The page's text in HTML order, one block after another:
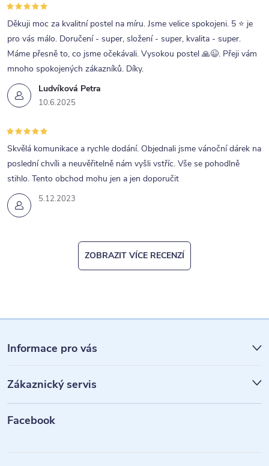
Ludvíková Petra
10.6.2025
Děkuji moc za kvalitní postel na míru. Jsme velice spokojeni. 5 ⭐ je
pro vás málo. Doručení - super, složení - super, kvalita - super.
Máme přesně to, co jsme očekávali. Vysokou postel 🙏😉. Přeji vám
mnoho spokojených zákazníků. Díky.
5.12.2023
Skvělá komunikace a rychle dodání. Objednali jsme vánoční dárek na
poslední chvíli a neuvěřitelně nám vyšli vstříc. Vše se pohodlně
stihlo. Tento obchod mohu jen a jen doporučit
ZOBRAZIT VÍCE RECENZÍ
á
p
a
Informace pro vás
Zákaznický servis
Facebook